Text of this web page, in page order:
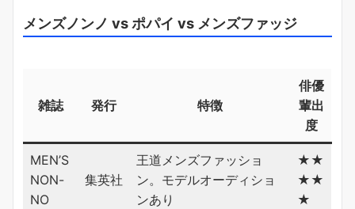
メンズノンノ vs ポパイ vs メンズファッジ
雑誌 発行 特徴
俳優
輩出
度
MEN’S
NON-
NO
集英社
王道メンズファッショ
ン。モデルオーディショ
ンあり
★★
★★
★